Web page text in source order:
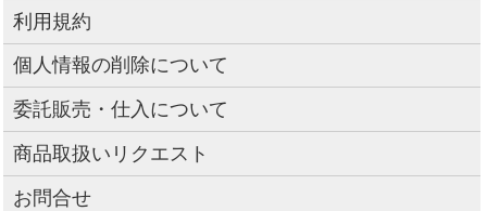
利用規約
個人情報の削除について
委託販売・仕入について
商品取扱いリクエスト
お問合せ